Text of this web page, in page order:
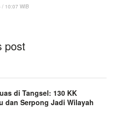
/ 10:07 WIB
post
di Tangsel: 130 KK
dan Serpong Jadi Wilayah